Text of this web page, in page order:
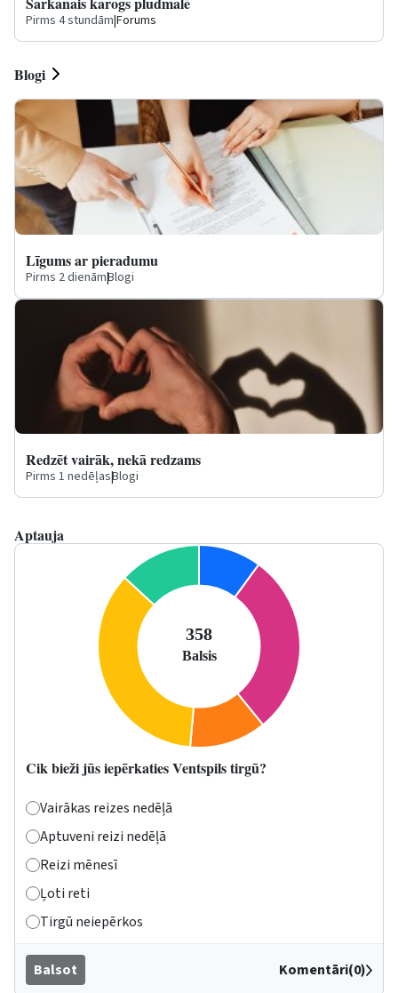
Pirms 4 stundām|Forums
Blogi
Līgums ar pieradumu
Pirms 2 dienām|Blogi
Redzēt vairāk, nekā redzams
Pirms 1 nedēļas|Blogi
Aptauja
Cik bieži jūs iepērkaties Ventspils tirgū?
Vairākas reizes nedēļā
Aptuveni reizi nedēļā
Reizi mēnesī
Ļoti reti
Tirgū neiepērkos
Balsot Komentāri(0)